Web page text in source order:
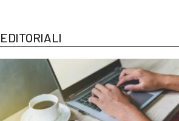
EDITORIALI